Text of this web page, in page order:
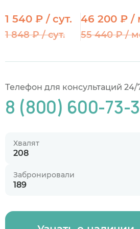
1 540 ₽ / сут.
1 848 ₽ / сут.
46 200 ₽ /
55 440 ₽ /
Телефон для консультаций 24/
8 (800) 600-73-
Хвалят
208
Забронировали
189